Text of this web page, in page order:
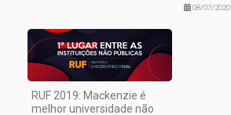
08/07/2020
RUF 2019: Mackenzie é
melhor universidade não